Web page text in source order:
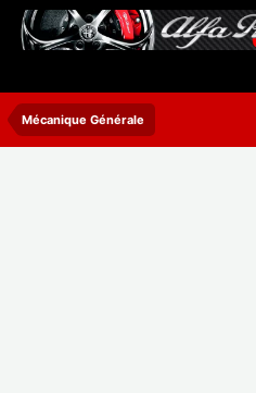
Mécanique Générale